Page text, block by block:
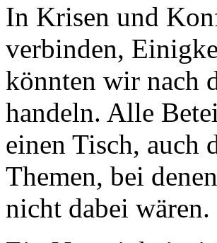
In Krisen und
verbinden,
könnten wir nach
handeln. Alle
einen Tisch, auch
Themen, bei
nicht dabei wären.